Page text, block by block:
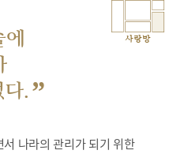
에
다. ”
사랑방
나라의 관리가 되기 위한